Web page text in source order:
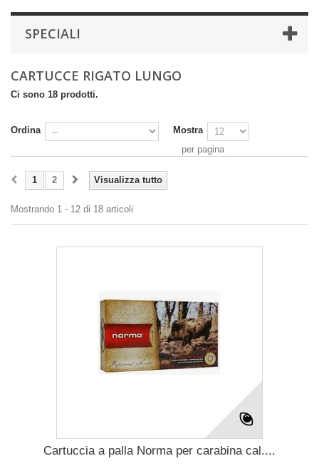
SPECIALI
CARTUCCE RIGATO LUNGO
Ci sono 18 prodotti.
Ordina
Mostra
per pagina
Visualizza tutto
1 2
Mostrando 1 - 12 di 18 articoli
Cartuccia a palla Norma per carabina cal....